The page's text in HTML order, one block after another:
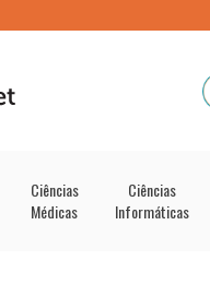
Ciências
Médicas
Ciências
Informáticas